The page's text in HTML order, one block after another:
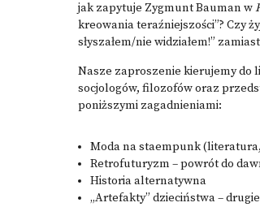
jak zapytuje Zygmunt Bauman w
kreowania teraźniejszości”? Czy
słyszałem/nie widziałem!”
Nasze zaproszenie kierujemy do
socjologów, filozofów oraz
poniższymi zagadnieniami:
Moda na staempunk
Retrofuturyzm – powrót do
Historia alternatywna
„Artefakty” dzieciństwa –